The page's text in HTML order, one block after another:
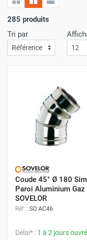
285 produits
Tri par
Coude 45° Ø 180
Paroi Aluminium Gaz
SOVELOR
Réf. : SO AC46
Délai* : 1 à 2 jours